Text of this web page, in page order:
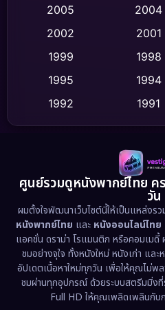
Cult Film
Dance เต้น
Detective สืบสวน
Disaster
Disney+
Documentary สารคดี
Drama ดราม่า
Dystopian
2005
2004
2002
2001
1999
1998
1995
1994
1992
1991
1989
1988
1983
1978
1962
ศูนย์รวมดูหนังพากย์ไทย ค
วัน
ผมตั้งใจพัฒนาเว็บไซต์นี้ให้เป็นแหล่งร
หนังพากย์ไทย และ หนังออนไลน์ไทย
แอคชั่น ดราม่า โรแมนติก หรือคอมเม
ชมอย่างจุใจ ทั้งหนังใหม่ หนังเก่า แล
อัปเดตเนื้อหาใหม่ทุกวัน เพื่อให้คุณไม่พ
ชมผ่านทุกอุปกรณ์ ด้วยระบบสตรีมมิ่ง
Full HD ให้คุณเพลิดเพลินกับ